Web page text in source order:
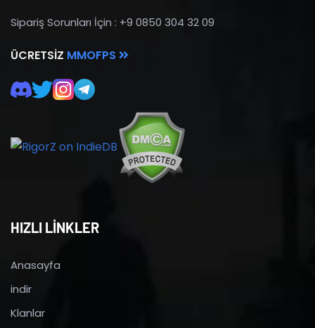
Sipariş Sorunları İçin : +9 0850 304 32 09
ÜCRETSIZ MMOFPS
HIZLI LİNKLER
Anasayfa
indir
Klanlar